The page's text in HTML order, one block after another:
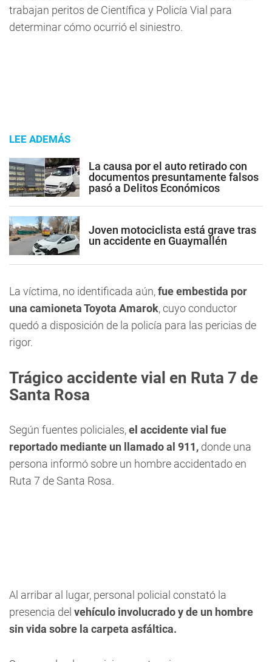
trabajan peritos de Científica y Policía Vial para
determinar cómo ocurrió el siniestro.
LEE ADEMÁS
La causa por el auto retirado con
documentos presuntamente falsos
pasó a Delitos Económicos
Joven motociclista está grave tras
un accidente en Guaymallén
La víctima, no identificada aún,fue embestida por
una camioneta Toyota Amarok, cuyo conductor
quedó a disposición de la policía para las pericias de
rigor.
Trágico accidente vial en Ruta 7 de
Santa Rosa
Según fuentes policiales,el accidente vial fue
reportado mediante un llamado al 911, donde una
persona informó sobre un hombre accidentado en
Ruta 7 de Santa Rosa.
Al arribar al lugar, personal policial constató la
presencia del vehículo involucrado y de un hombre
sin vida sobre la carpeta asfáltica.